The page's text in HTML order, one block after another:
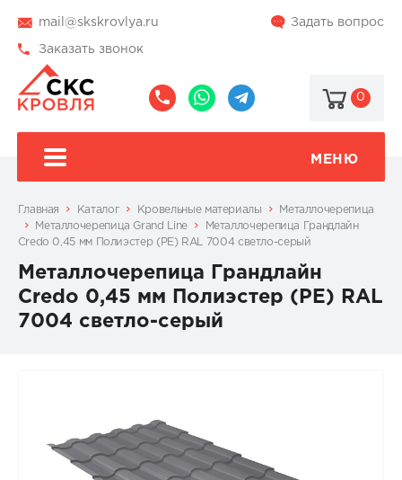
mail@skskrovlya.ru Задать вопрос
Заказать звонок
0
МЕНЮ
Главная Каталог Кровельные материалы
Металлочерепица
Металлочерепица Grand Line
Металлочерепица Грандлайн
Credo 0,45 мм Полиэстер (PE) RAL 7004 светло-серый
Металлочерепица Грандлайн
Credo 0,45 мм Полиэстер (PE) RAL
7004 светло-серый